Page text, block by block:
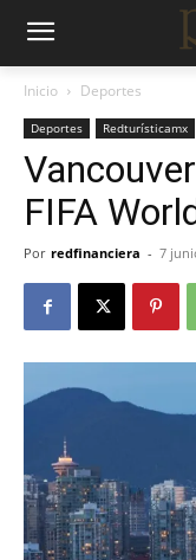
Inicio Deportes
Deportes Redturísticamx
FIFA
Por redfinanciera - 7